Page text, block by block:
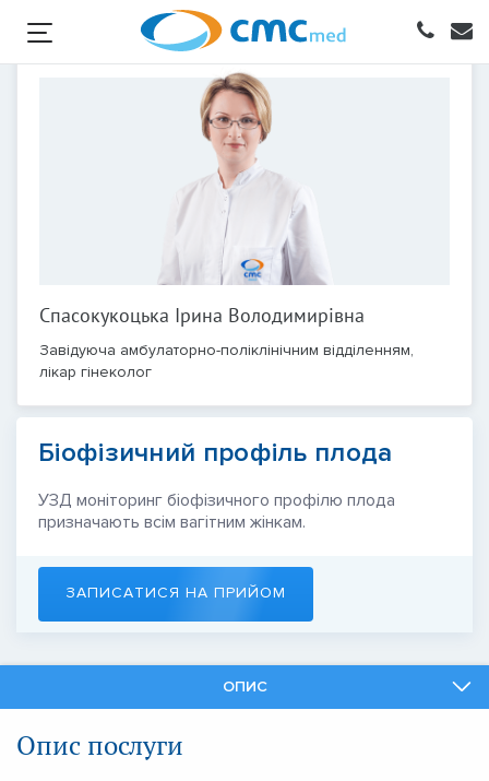
Спасокукоцька Ірина Володимирівна
Завідуюча амбулаторно-поліклінічним відділенням,
лікар гінеколог
Біофізичний профіль плода
УЗД моніторинг біофізичного профілю плода
призначають всім вагітним жінкам.
ЗАПИСАТИСЯ НА ПРИЙОМ
ОПИС
Опис послуги